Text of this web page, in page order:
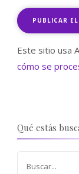
Este sitio usa
cómo se
Qué estás